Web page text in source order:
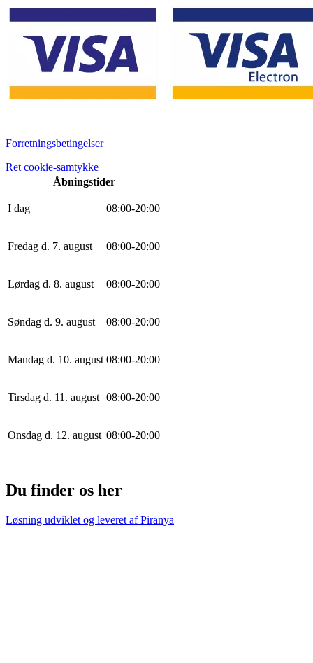
Forretningsbetingelser
Ret cookie-samtykke
Åbningstider
I dag 08:00-20:00
Fredag d. 7. august 08:00-20:00
Lørdag d. 8. august 08:00-20:00
Søndag d. 9. august 08:00-20:00
Mandag d. 10. august 08:00-20:00
Tirsdag d. 11. august 08:00-20:00
Onsdag d. 12. august 08:00-20:00
Du finder os her
Løsning udviklet og leveret afPiranya